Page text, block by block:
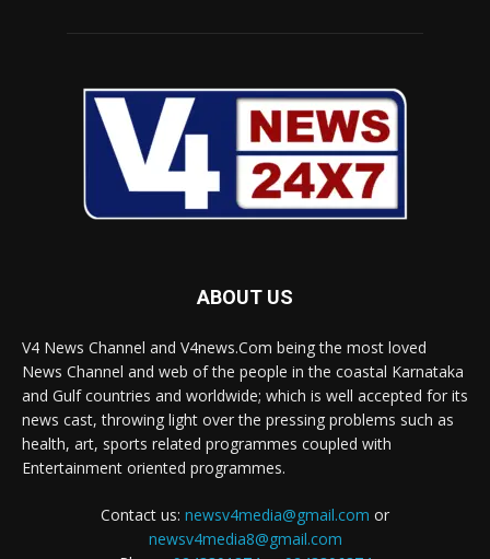
ABOUT US
V4 News Channel and V4news.Com being the most loved
News Channel and web of the people in the coastal Karnataka
and Gulf countries and worldwide; which is well accepted for its
news cast, throwing light over the pressing problems such as
health, art, sports related programmes coupled with
Entertainment oriented programmes.
Contact us: newsv4media@gmail.com or
newsv4media8@gmail.com